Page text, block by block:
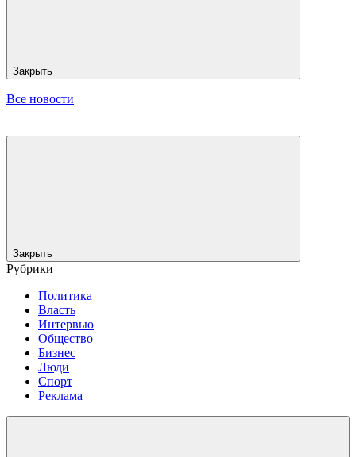
Закрыть
Все новости
Закрыть
Рубрики
Политика
Власть
Интервью
Общество
Бизнес
Люди
Спорт
Реклама